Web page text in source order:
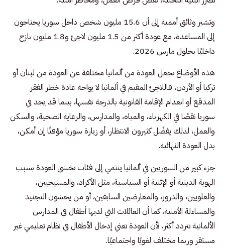
وتشير وثائق أممية إلى أن 15.6 مليون شخص داخل سوريا يحتاجون
إلى المساعدة، مع عودة أكثر من 1.5 مليون لاجئ و1.8 مليون نازح
داخليًا بحلول مارس 2026.
هذه الأوضاع تجعل العودة من ألمانيا مختلفة عن العودة من لبنان أو
تركيا أو الأردن، فاللاجئ المقيم في ألمانيا لا يواجه عادة خطر الفقر
المدقع أو انعدام الإقامة القانونية بالدرجة نفسها، بينما قد يجد في
سوريا نقصًا في الكهرباء، والمياه، والمدارس، والرعاية الصحية، والسكن
والعمل، لذلك يفضّل كثيرون الانتظار، أو زيارة سوريا مؤقتًا إن أمكن،
بدل العودة النهائية.
جزء كبير من السوريين في ألمانيا ينتمي إلى فئات تخشى العودة بسبب
الهوية الدينية أو الإثنية أو السياسية، مثل الأكراد، والمسيحيين،
والعلويين، والدروز، والمعارضين السابقين، أو من يخشون التجنيد
والمساءلة الأمنية، كما أن العائلات التي لديها أطفال في المدارس
الألمانية تتردد أكثر، لأن العودة تعني إدخال الأطفال في نظام تعليمي غير
مستقر وربما مختلف لغويًا واجتماعيًا.